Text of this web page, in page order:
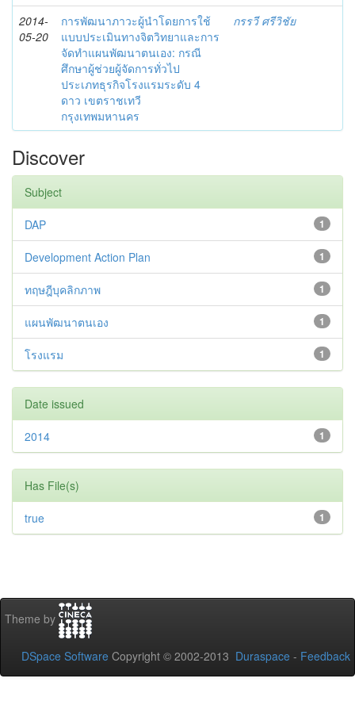
2014-
05-20
การพัฒนาภาวะผู้นำโดยการใช้
แบบประเมินทางจิตวิทยาและการ
จัดทำแผนพัฒนาตนเอง: กรณี
ศึกษาผู้ช่วยผู้จัดการทั่วไป
ประเภทธุรกิจโรงแรมระดับ 4
ดาว เขตราชเทวี
กรุงเทพมหานคร
กรรวี ศรีวิชัย
Discover
Subject
1
DAP
1
Development Action Plan
1
ทฤษฎีบุคลิกภาพ
1
แผนพัฒนาตนเอง
1
โรงแรม
Date issued
1
2014
Has File(s)
1
true
Theme by
DSpace Software Copyright © 2002-2013 Duraspace - Feedback